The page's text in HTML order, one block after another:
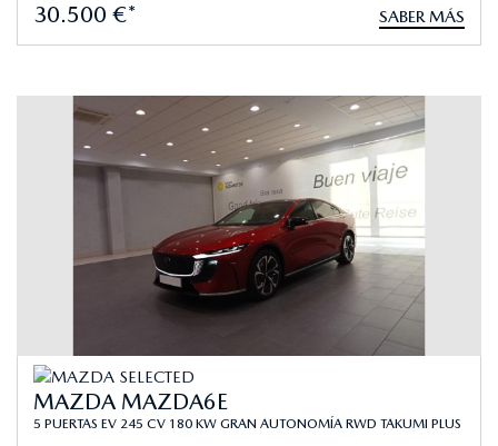
30.500 €* SABER MÁS
MAZDA MAZDA6E
5 PUERTAS EV 245 CV 180 KW GRAN AUTONOMÍA RWD TAKUMI PLUS